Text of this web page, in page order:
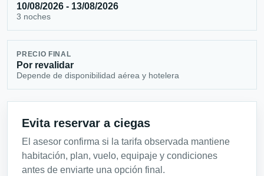
10/08/2026 - 13/08/2026
3 noches
PRECIO FINAL
Por revalidar
Depende de disponibilidad aérea y hotelera
Evita reservar a ciegas
El asesor confirma si la tarifa observada mantiene
habitación, plan, vuelo, equipaje y condiciones
antes de enviarte una opción final.